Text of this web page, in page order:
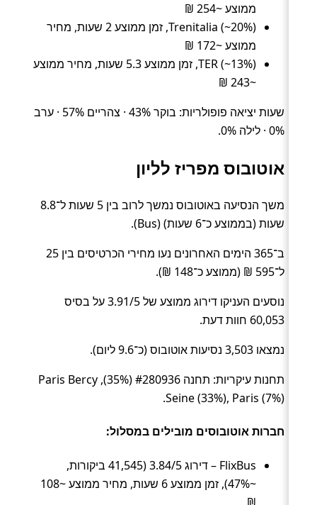
ממוצע ~254 ₪
Trenitalia (~20%), זמן ממוצע 2 שעות, מחיר
ממוצע ~172 ₪
TER (~13%), זמן ממוצע 5.3 שעות, מחיר ממוצע
~243 ₪
שעות יציאה פופולריות: בוקר 43% · צהריים 57% · ערב
0% · לילה 0%.
אוטובוס מפריז לליון
משך הנסיעה באוטובוס נמשך לרוב בין 5 שעות ל־8.8
שעות (בממוצע כ־6 שעות) (Bus).
ב־365 הימים האחרונים נעו מחירי הכרטיסים בין 25
ל־595 ₪ (ממוצע כ־148 ₪).
נוסעים העניקו דירוג ממוצע של 3.91/5 על בסיס
60,053 חוות דעת.
נמצאו 3,503 נסיעות אוטובוס (כ־9.6 ליום).
תחנות עיקריות: תחנה #280936 (35%), Paris Bercy
Seine (33%), Paris (7%).
חברות אוטובוסים מובילים במסלול:
FlixBus – דירוג 3.84/5 (41,545 ביקורות,
~47%), זמן ממוצע 6 שעות, מחיר ממוצע ~108
₪